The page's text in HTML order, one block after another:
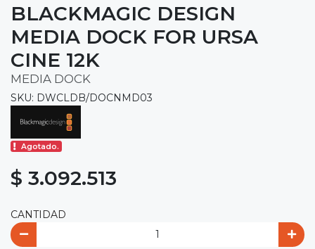
BLACKMAGIC DESIGN
MEDIA DOCK FOR URSA
CINE 12K
MEDIA DOCK
SKU: DWCLDB/DOCNMD03
Agotado.
$ 3.092.513
CANTIDAD